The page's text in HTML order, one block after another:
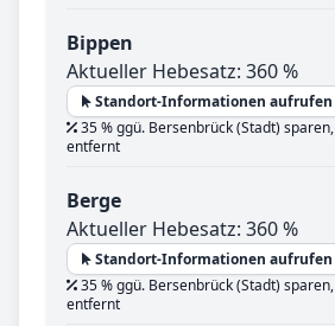
Bippen
Aktueller Hebesatz: 360 %
Standort-Informationen aufrufen
35 % ggü. Bersenbrück (Stadt) sparen,
entfernt
Berge
Aktueller Hebesatz: 360 %
Standort-Informationen aufrufen
35 % ggü. Bersenbrück (Stadt) sparen,
entfernt